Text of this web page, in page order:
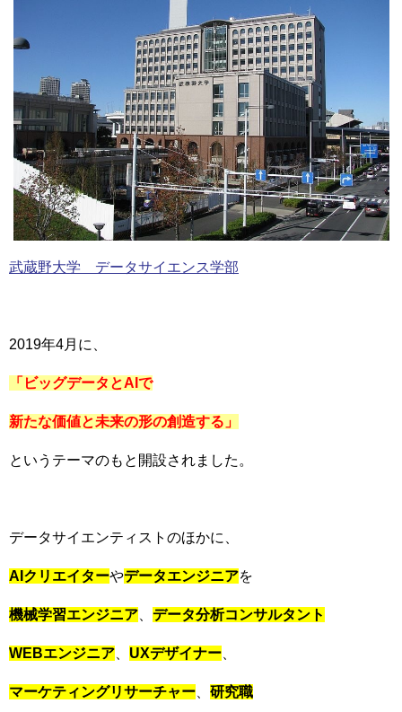
武蔵野大学 データサイエンス学部
2019年4月に、
「ビッグデータとAIで
新たな価値と未来の形の創造する」
というテーマのもと開設されました。
データサイエンティストのほかに、
AIクリエイターやデータエンジニアを
機械学習エンジニア データ分析コンサルタント
WEBエンジニア UXデザイナー
マーケティングリサーチャー 研究職